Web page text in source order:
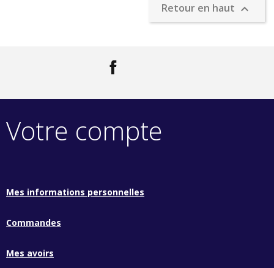
Retour en haut 
Votre compte
Mes informations personnelles
Commandes
Mes avoirs